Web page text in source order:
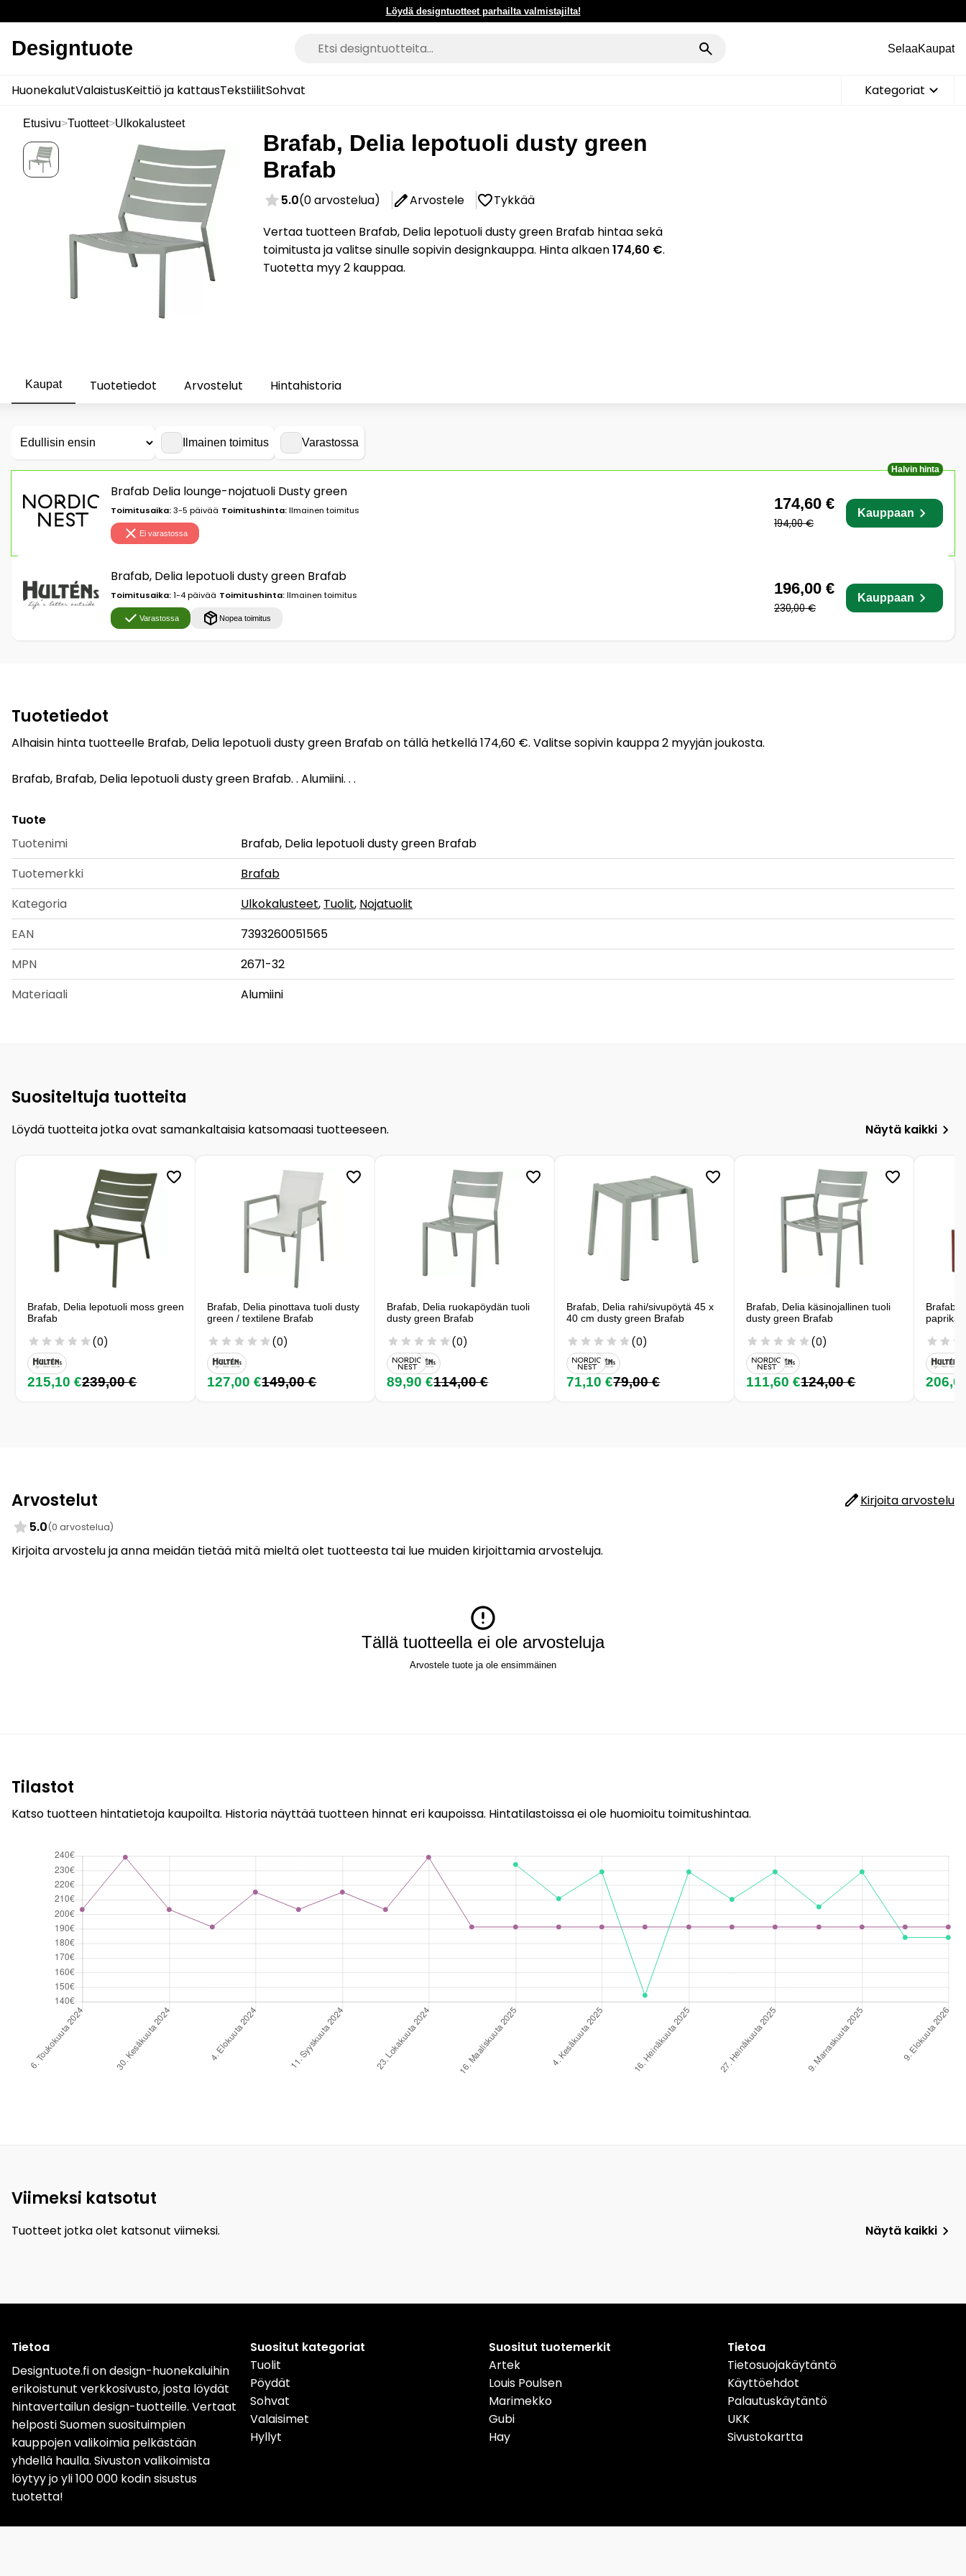
Löydä designtuotteet parhailta valmistajilta!
Designtuote SelaaKaupat
HuonekalutValaistusKeittiö ja kattausTekstiilitSohvat Kategoriat
Etusivu>Tuotteet>Ulkokalusteet
Brafab, Delia lepotuoli dusty green
Brafab
5.0(0 arvostelua) Arvostele
Tykkää
Vertaa tuotteen Brafab, Delia lepotuoli dusty green Brafab hintaa sekä
toimitusta ja valitse sinulle sopivin designkauppa. Hinta alkaen174,60 €.
Tuotetta myy 2 kauppaa.
Kaupat Tuotetiedot Arvostelut Hintahistoria
Ilmainen toimitus Varastossa
Halvin hinta
Brafab Delia lounge-nojatuoli Dusty green
Toimitusaika:3-5 päivää Toimitushinta:Ilmainen toimitus
Ei varastossa
174,60 €
194,00 €
Kauppaan
Brafab, Delia lepotuoli dusty green Brafab
Toimitusaika:1-4 päivää Toimitushinta:Ilmainen toimitus
Varastossa Nopea toimitus
196,00 €
230,00 €
Kauppaan
Tuotetiedot
Alhaisin hinta tuotteelle Brafab, Delia lepotuoli dusty green Brafab on tällä hetkellä 174,60 €. Valitse sopivin kauppa 2 myyjän joukosta.
Brafab, Brafab, Delia lepotuoli dusty green Brafab. . Alumiini. . .
Tuote
Tuotenimi
Brafab, Delia lepotuoli dusty green Brafab
Tuotemerkki
Brafab
Kategoria
Ulkokalusteet, Tuolit, Nojatuolit
EAN
7393260051565
MPN
2671-32
Materiaali
Alumiini
Suositeltuja tuotteita
Löydä tuotteita jotka ovat samankaltaisia katsomaasi tuotteeseen. Näytä kaikki
Brafab, Delia lepotuoli moss green
Brafab
(0)
215,10 €239,00 €
Brafab, Delia pinottava tuoli dusty
green / textilene Brafab
(0)
127,00 €149,00 €
Brafab, Delia ruokapöydän tuoli
dusty green Brafab
(0)
89,90 €114,00 €
Brafab, Delia rahi/sivupöytä 45 x
40 cm dusty green Brafab
(0)
71,10 €79,00 €
Brafab, Delia käsinojallinen tuoli
dusty green Brafab
(0)
111,60 €124,00 €
Brafab,
paprika
Arvostelut
Kirjoita arvostelu
5.0(0 arvostelua)
Kirjoita arvostelu ja anna meidän tietää mitä mieltä olet tuotteesta tai lue muiden kirjoittamia arvosteluja.
Tällä tuotteella ei ole arvosteluja
Arvostele tuote ja ole ensimmäinen
Tilastot
Katso tuotteen hintatietoja kaupoilta. Historia näyttää tuotteen hinnat eri kaupoissa. Hintatilastoissa ei ole huomioitu toimitushintaa.
Viimeksi katsotut
Tuotteet jotka olet katsonut viimeksi. Näytä kaikki
Tietoa
Designtuote.fi on design-huonekaluihin
erikoistunut verkkosivusto, josta löydät
hintavertailun design-tuotteille. Vertaat
helposti Suomen suosituimpien
kauppojen valikoimia pelkästään
yhdellä haulla. Sivuston valikoimista
löytyy jo yli 100 000 kodin sisustus
tuotetta!
Suositut kategoriat
Tuolit
Pöydät
Sohvat
Valaisimet
Hyllyt
Suositut tuotemerkit
Artek
Louis Poulsen
Marimekko
Gubi
Hay
Tietoa
Tietosuojakäytäntö
Käyttöehdot
Palautuskäytäntö
UKK
Sivustokartta